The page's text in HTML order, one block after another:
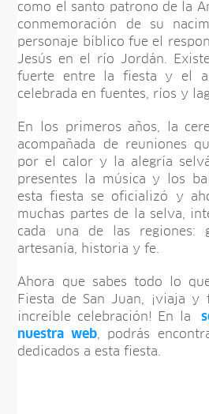
como el santo patrono de la
conmemoración de su
personaje bíblico fue el
Jesús en el río Jordán.
fuerte entre la fiesta y el
celebrada en fuentes, ríos y
En los primeros años, la
acompañada de reuniones
por el calor y la alegría
presentes la música y los
esta fiesta se oficializó y
muchas partes de la selva,
cada una de las regiones:
artesanía, historia y fe.
Ahora que sabes todo lo
Fiesta de San Juan, ¡viaja y
increíble celebración! En la
nuestra web, podrás
dedicados a esta fiesta.